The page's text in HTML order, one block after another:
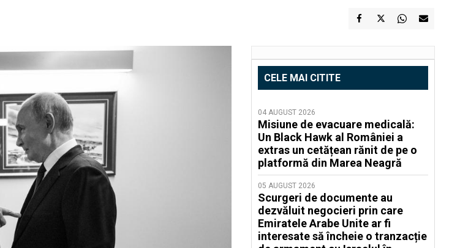
CELE MAI CITITE
04 AUGUST 2026
Misiune de evacuare medicală:
Un Black Hawk al României a
extras un cetățean rănit de pe o
platformă din Marea Neagră
05 AUGUST 2026
Scurgeri de documente au
dezvăluit negocieri prin care
Emiratele Arabe Unite ar fi
interesate să încheie o tranzacție